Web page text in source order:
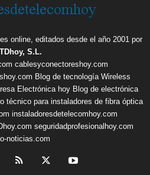
online, editados desde el año 2001 por
S.L.
cablesyconectoreshoy.com
Blog de tecnología Wireless
Electrónica hoy Blog de electrónica
técnico para instaladores de fibra óptica
instaladoresdetelecomhoy.com
seguridadprofesionalhoy.com
noticias.com